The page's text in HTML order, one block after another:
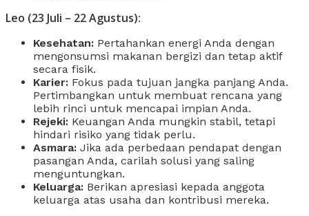
Leo (23 Juli – 22 Agustus):
Kesehatan: Pertahankan energi Anda dengan
mengonsumsi makanan bergizi dan tetap aktif
secara fisik.
Karier: Fokus pada tujuan jangka panjang Anda.
Pertimbangkan untuk membuat rencana yang
lebih rinci untuk mencapai impian Anda.
Rejeki: Keuangan Anda mungkin stabil, tetapi
hindari risiko yang tidak perlu.
Asmara: Jika ada perbedaan pendapat dengan
pasangan Anda, carilah solusi yang saling
menguntungkan.
Keluarga: Berikan apresiasi kepada anggota
keluarga atas usaha dan kontribusi mereka.